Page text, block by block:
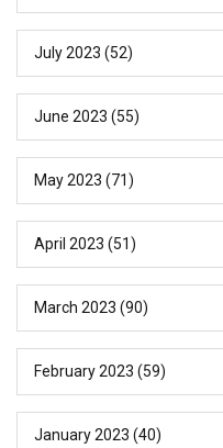
July 2023 (52)
June 2023 (55)
May 2023 (71)
April 2023 (51)
March 2023 (90)
February 2023 (59)
January 2023 (40)